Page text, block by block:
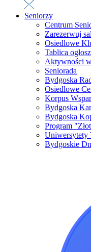
Seniorzy
Centrum
Zarezerwuj
Osiedlowe
Tablica
Aktywności
Seniorada
Bydgoska
Osiedlowe
Korpus
Bydgoska
Bydgoska
Program
Uniwersytety
Bydgoskie